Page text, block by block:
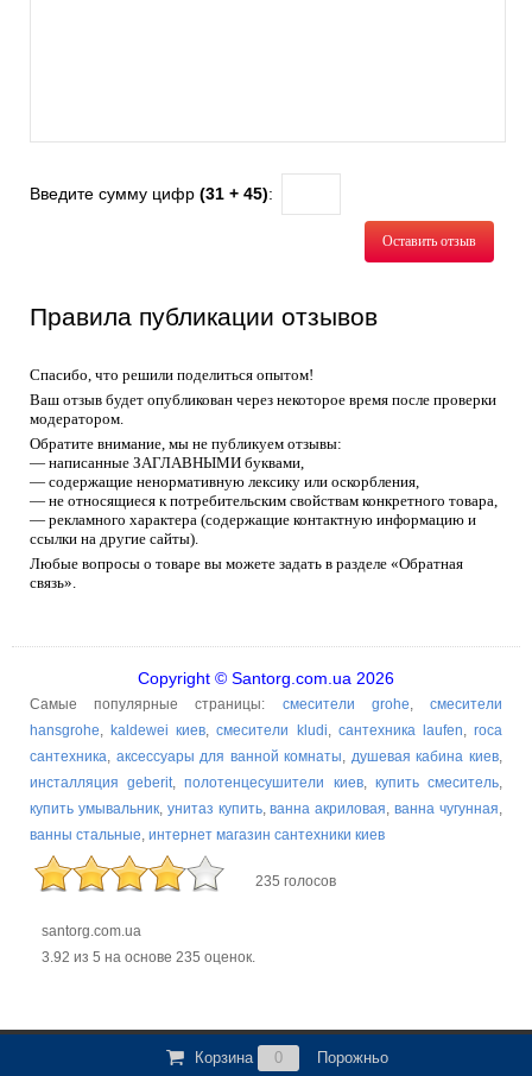
Введите сумму цифр (31 + 45):
Оставить отзыв
Правила публикации отзывов
Спасибо, что решили поделиться опытом!
Ваш отзыв будет опубликован через некоторое время после проверки
модератором.
Обратите внимание, мы не публикуем отзывы:
— написанные ЗАГЛАВНЫМИ буквами,
— содержащие ненормативную лексику или оскорбления,
— не относящиеся к потребительским свойствам конкретного товара,
— рекламного характера (содержащие контактную информацию и
ссылки на другие сайты).
Любые вопросы о товаре вы можете задать в разделе «Обратная
связь».
Copyright © Santorg.com.ua 2026
Самые популярные страницы: смесители grohe,смесители
hansgrohe, kaldewei киев,смесители kludi, сантехника laufen,roca
сантехника, аксессуары для ванной комнаты, душевая кабина киев,
инсталляция geberit,полотенцесушители киев, купить смеситель,
купить умывальник, унитаз купить,ванна акриловая,ванна чугунная,
ванны стальные, интернет магазин сантехники киев
235 голосов
santorg.com.ua
3.92 из 5 на основе 235 оценок.
Корзина 0 Порожньо